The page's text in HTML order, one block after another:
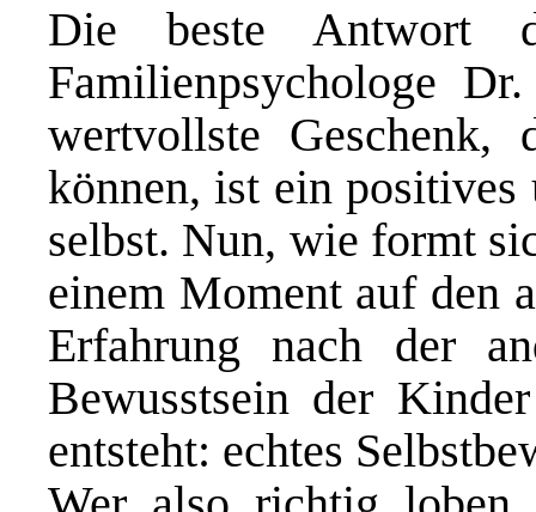
Die beste Antwort
Familienpsychologe
wertvollste
können, ist ein
selbst. Nun, wie formt
einem Moment auf den
Erfahrung nach der
Bewusstsein der
entsteht: echtes